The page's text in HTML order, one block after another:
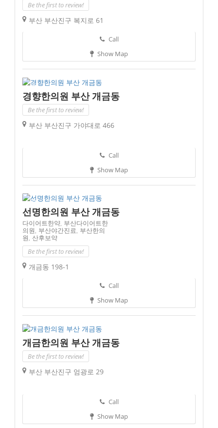
Be the first to review!
부산 부산진구 복지로 61
Call
Show Map
경향한의원 부산 개금동
Be the first to review!
부산 부산진구 가야대로 466
Call
Show Map
선명한의원 부산 개금동
다이어트한약, 부산다이어트한
의원, 부산야간진료, 부산한의
원, 산후보약
Be the first to review!
개금동 198-1
Call
Show Map
개금한의원 부산 개금동
Be the first to review!
부산 부산진구 엄광로 29
Call
Show Map